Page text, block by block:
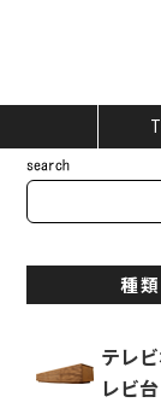
種
テレ
レビ台